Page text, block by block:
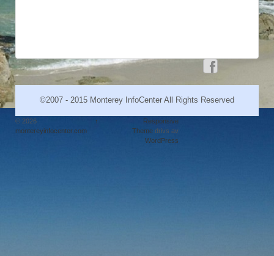
©2007 - 2015 Monterey InfoCenter All Rights Reserved
© 2026
montereyinfocenter.com
↑
Responsive
Themedrivs av
WordPress